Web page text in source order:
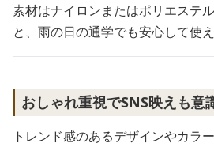
素材はナイロンまたはポリエステ
と、雨の日の通学でも安心して使え
おしゃれ重視でSNS映えも意
トレンド感のあるデザインやカラ